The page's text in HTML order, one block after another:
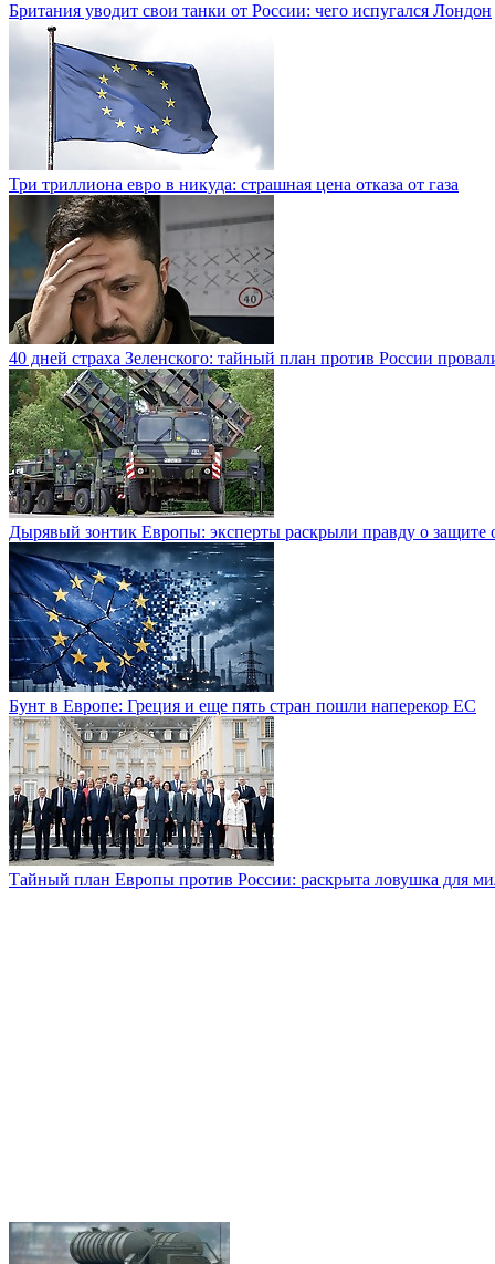
Британия уводит свои танки от России: чего испугался Лондон
Три триллиона евро в никуда: страшная цена отказа от газа
40 дней страха Зеленского: тайный план против России
Дырявый зонтик Европы: эксперты раскрыли правду о защите
Бунт в Европе: Греция и еще пять стран пошли наперекор ЕС
Тайный план Европы против России: раскрыта ловушка для